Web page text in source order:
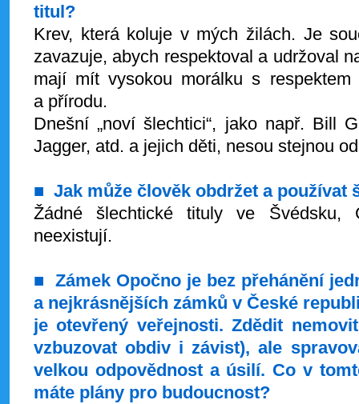
titul?
Krev, která koluje v mých žilách. Je
zavazuje, abych respektoval a udržoval
mají mít vysokou morálku s
a přírodu.
Dnešní „noví šlechtici“, jako např. Bill
Jagger, atd. a jejich děti, nesou stejnou
■ Jak může člověk obdržet a používat
Žádné šlechtické tituly ve Švédsku,
neexistují.
■Zámek Opočno je bez přehánění
a nejkrásnějších zámků v České
je otevřený veřejnosti. Zdědit
vzbuzovat obdiv i závist), ale
velkou odpovědnost a úsilí. Co v
máte plány pro budoucnost?